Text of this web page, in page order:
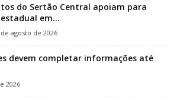
do Sertão Central apoiam para
em...
agosto de 2026
devem completar informações até
2026